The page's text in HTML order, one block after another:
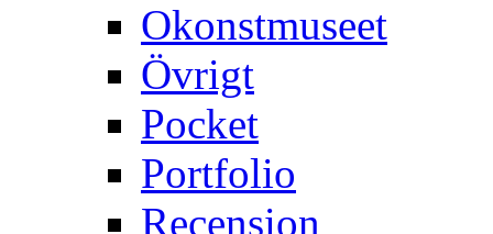
Okonstmuseet
Övrigt
Pocket
Portfolio
Recension